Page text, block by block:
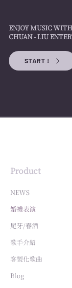
ENJOY MUSIC WITH
CHUAN - LIU
START !
Product
NEWS
婚禮表演
尾牙/春酒
歌手介紹
客製化歌曲
Blog